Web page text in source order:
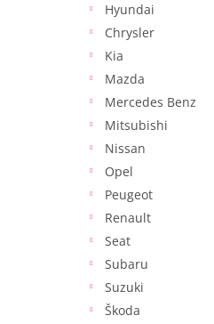
Hyundai
Chrysler
Kia
Mazda
Mercedes Benz
Mitsubishi
Nissan
Opel
Peugeot
Renault
Seat
Subaru
Suzuki
Škoda